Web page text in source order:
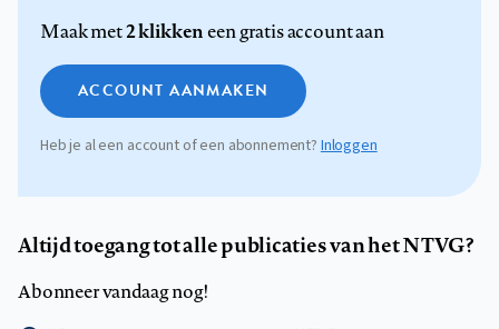
Maak met2 klikkeneen gratis account aan
ACCOUNT AANMAKEN
Heb je al een account of een abonnement? Inloggen
Altijd toegang tot alle publicaties van het NTVG?
Abonneer vandaag nog!